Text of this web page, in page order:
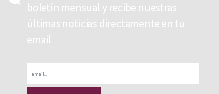
boletín mensual y recibe nuestras
últimas noticias directamente en tu
email